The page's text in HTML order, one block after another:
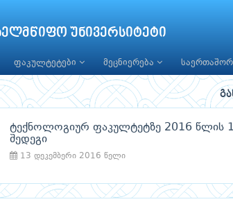
უნივერსიტეტი
ფაკულტეტები მეცნიერება
ტექნოლოგიურ ფაკულტეტზე 2016 წლის
შედეგი
13 დეკემბერი 2016 წელი